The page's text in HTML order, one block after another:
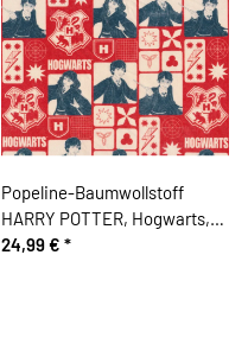
Popeline-Baumwollstoff
HARRY POTTER, Hogwarts,
rot
24,99 € *